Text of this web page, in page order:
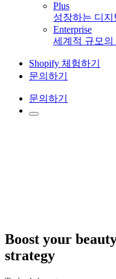
Plus
성장하는 디
Enterprise
세계적 규모의
Shopify 체험하기
문의하기
문의하기
Boost your
strategy